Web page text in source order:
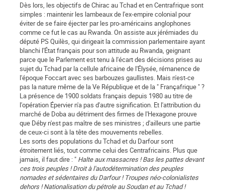
Dès lors, les objectifs de Chirac au Tchad et en Centrafrique sont
simples : maintenir les lambeaux de l'ex-empire colonial pour
éviter de se faire éjecter par les pro-américains anglophones
comme ce fut le cas au Rwanda. On assiste aux jérémiades du
député PS Quilès, qui dirigeait la commission parlementaire ayant
blanchi l'État français pour son attitude au Rwanda, geignant
parce que le Parlement est tenu à l'écart des décisions prises au
sujet du Tchad par la cellule africaine de l'Élysée, rémanence de
l'époque Foccart avec ses barbouzes gaullistes. Mais n'est-ce
pas la nature même de la Ve République et de la " Françafrique " ?
La présence de 1900 soldats français depuis 1980 au titre de
l'opération Épervier n'a pas d'autre signification. Et l'attribution du
marché de Doba au détriment des firmes de l'Hexagone prouve
que Déby n'est pas maître de ses ministres ; d'ailleurs une partie
de ceux-ci sont à la tête des mouvements rebelles.
Les sorts des populations du Tchad et du Darfour sont
étroitement liés, tout comme celui des Centrafricains. Plus que
jamais, il faut dire : " Halte aux massacres ! Bas les pattes devant
ces trois peuples ! Droit à l'autodétermination des peuples
nomades et sédentaires du Darfour ! Troupes néo-colonialistes
dehors ! Nationalisation du pétrole au Soudan et au Tchad !